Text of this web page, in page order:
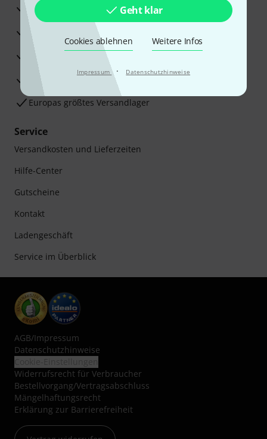
Geht klar
Cookies ablehnen Weitere Infos
Impressum · Datenschutzhinweise
30 Tage Money-Back-Garantie
Reparaturservice
Beratung durch Fachexperten
Zufriedenheitsgarantie
Europas größtes Versandlager
Service
Versandkosten und Lieferzeiten
Hilfe-Center
Gutscheine
Kontakt
Ladengeschäft
Service im Überblick
AGB/Impressum
Datenschutzhinweise
Widerrufsrecht für Verbraucher
Bestellvorgang/Vertragsabschluss
Mängelhaftungsrecht
Erklärung zur Barrierefreiheit